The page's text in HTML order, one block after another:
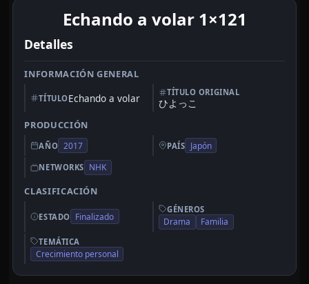
Echando a volar 1×121
Detalles
INFORMACIÓN GENERAL
TÍTULOEchando a volar TÍTULO ORIGINAL
ひよっこ
PRODUCCIÓN
AÑO 2017 PAÍS Japón
NETWORKS NHK
CLASIFICACIÓN
ESTADO Finalizado
GÉNEROS
Drama Familia
TEMÁTICA
Crecimiento personal